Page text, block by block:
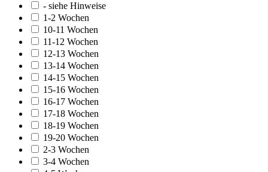
- siehe Hinweise
1-2 Wochen
10-11 Wochen
11-12 Wochen
12-13 Wochen
13-14 Wochen
14-15 Wochen
15-16 Wochen
16-17 Wochen
17-18 Wochen
18-19 Wochen
19-20 Wochen
2-3 Wochen
3-4 Wochen